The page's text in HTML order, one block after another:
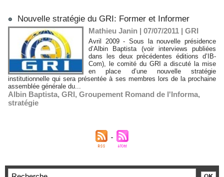
Nouvelle stratégie du GRI: Former et Informer
Mathieu Janin | 07/07/2011 | GRI
Avril 2009 - Sous la nouvelle présidence
d’Albin Baptista (voir interviews publiées
dans les deux précédentes éditions d’IB-
Com), le comité du GRI a discuté la mise
en place d’une nouvelle stratégie
institutionnelle qui sera présentée à ses membres lors de la prochaine
assemblée générale du...
Albin Baptista, GRI, Groupement Romand de l'Informa,
stratégie